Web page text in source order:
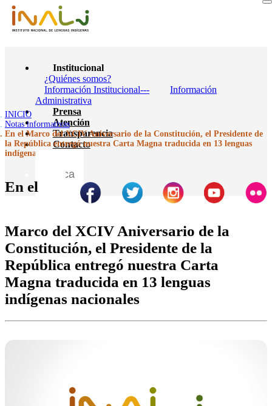
Institucional
¿Quiénes somos?
Información Institucional---
Información
Administrativa
Prensa
Atención
Transparencia
Contacto
INICIO
Notas informativas
En el Marco del XCIV Aniversario de la Constitución, el Presidente de
la República entregó nuestra Carta Magna traducida en 13 lenguas
indígenas nacionales
En el
Marco del XCIV Aniversario de la
Constitución, el Presidente de la
República entregó nuestra Carta
Magna traducida en 13 lenguas
indígenas nacionales